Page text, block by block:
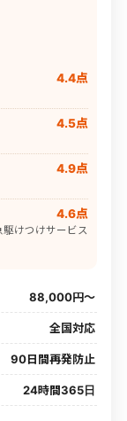
4.4点
4.5点
4.9点
4.6点
けつけサービス
88,000円〜
全国対応
90日間再発防止
24時間365日